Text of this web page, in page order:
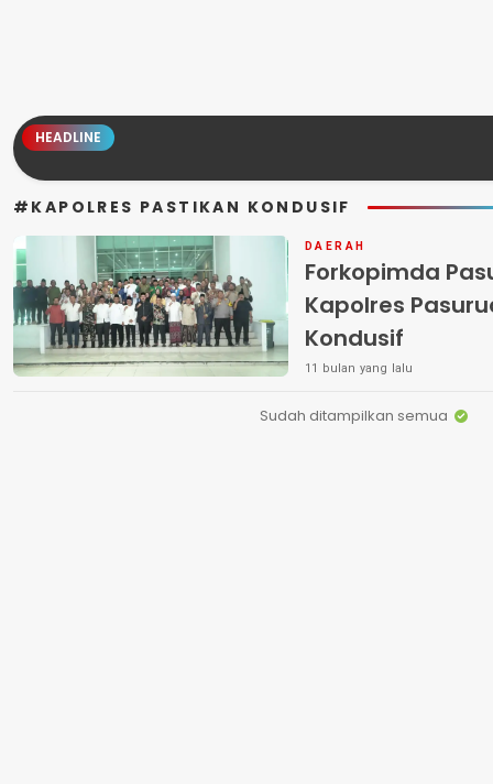
HEADLINE
#KAPOLRES PASTIKAN KONDUSIF
DAERAH
Forkopimda
Kapolres
Kondusif
11 bulan yang lalu
Sudah ditampilkan semua